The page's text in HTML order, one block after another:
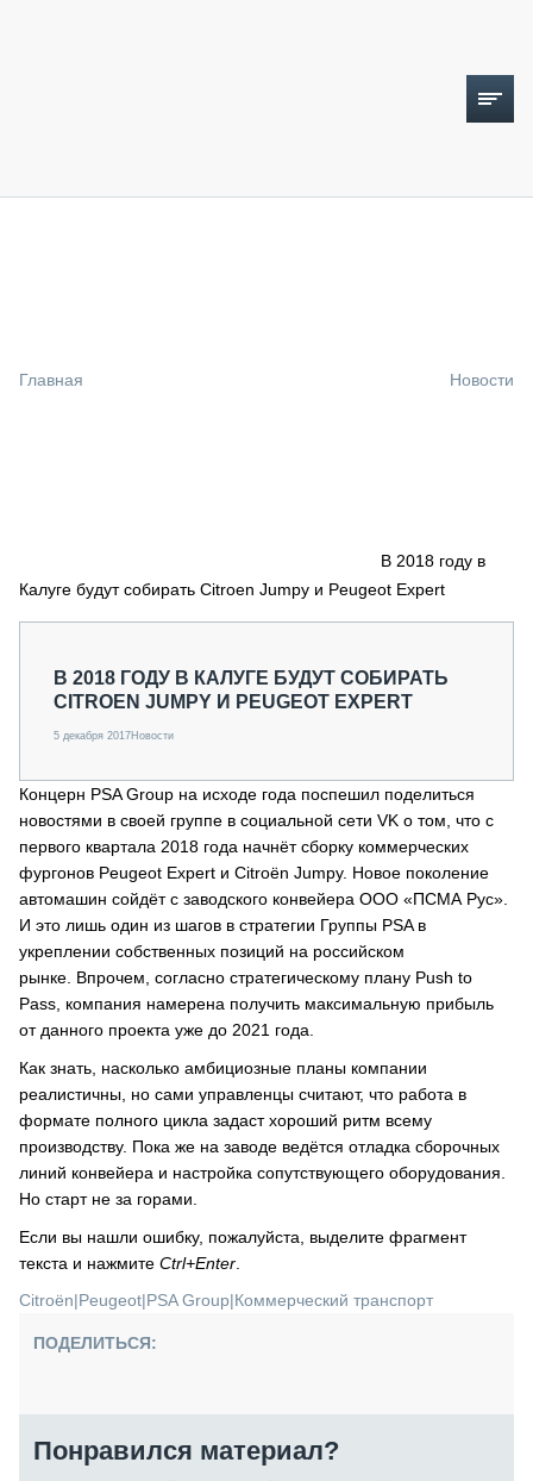
СПЕЦПРОЕКТЫ
О ПРОЕКТЕ
Главная Новости
В 2018 году в
Калуге будут собирать Citroen Jumpy и Peugeot Expert
В 2018 ГОДУ В КАЛУГЕ БУДУТ СОБИРАТЬ
CITROEN JUMPY И PEUGEOT EXPERT
5 декабря 2017Новости
Концерн PSA Group на исходе года поспешил поделиться
новостями в своей группе в социальной сети VK о том, что с
первого квартала 2018 года начнёт сборку коммерческих
фургонов Peugeot Expert и Citroёn Jumpy. Новое поколение
автомашин сойдёт с заводского конвейера ООО «ПСМА Рус».
И это лишь один из шагов в стратегии Группы PSA в
укреплении собственных позиций на российском
рынке. Впрочем, согласно стратегическому плану Push to
Pass, компания намерена получить максимальную прибыль
от данного проекта уже до 2021 года.
Как знать, насколько амбициозные планы компании
реалистичны, но сами управленцы считают, что работа в
формате полного цикла задаст хороший ритм всему
производству. Пока же на заводе ведётся отладка сборочных
линий конвейера и настройка сопутствующего оборудования.
Но старт не за горами.
Если вы нашли ошибку, пожалуйста, выделите фрагмент
текста и нажмите Ctrl+Enter
Citroёn|Peugeot|PSA Group|Коммерческий транспорт
ПОДЕЛИТЬСЯ:
Понравился материал?